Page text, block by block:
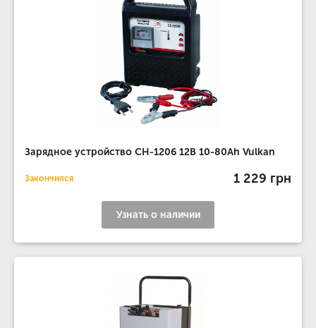
Зарядное устройство CH-1206 12В 10-80Ah Vulkan
Закончился 1 229 грн
Узнать о наличии